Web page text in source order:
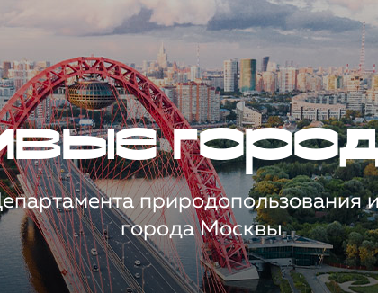
города Москвы